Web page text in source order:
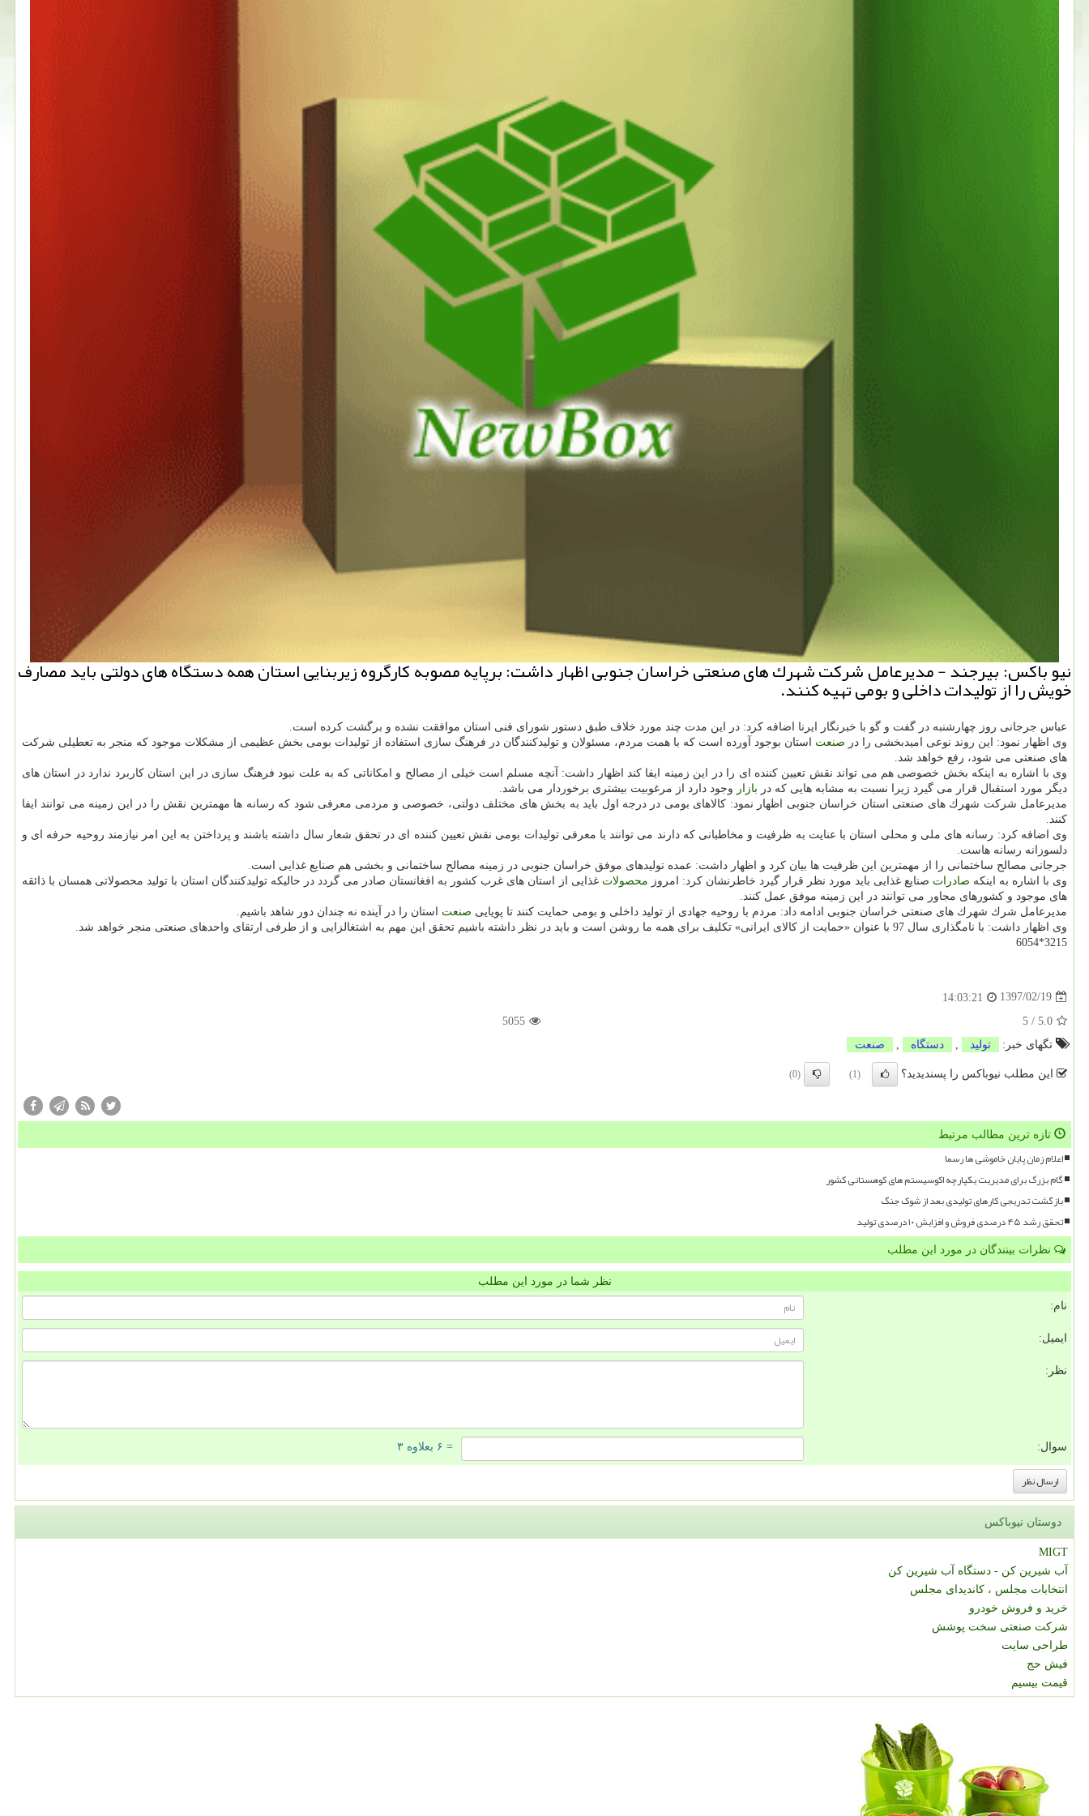
نیو باكس: بیرجند - مدیرعامل شركت شهرك های صنعتی خراسان جنوبی اظهار داشت: برپایه مصوبه كارگروه زیربنایی استان همه دستگاه های دولتی باید مصارف
خویش را از تولیدات داخلی و بومی تهیه كنند.
عباس جرجانی روز چهارشنبه در گفت و گو با خبرنگار ایرنا اضافه كرد: در این مدت چند مورد خلاف طبق دستور شورای فنی استان موافقت نشده و برگشت كرده است.
وی اظهار نمود: این روند نوعی امیدبخشی را در صنعت استان بوجود آورده است كه با همت مردم، مسئولان و تولیدكنندگان در فرهنگ سازی استفاده از تولیدات بومی بخش عظیمی از مشكلات موجود كه منجر به تعطیلی شركت
های صنعتی می شود، رفع خواهد شد.
وی با اشاره به اینكه بخش خصوصی هم می تواند نقش تعیین كننده ای را در این زمینه ایفا كند اظهار داشت: آنچه مسلم است خیلی از مصالح و امكاناتی كه به علت نبود فرهنگ سازی در این استان كاربرد ندارد در استان های
دیگر مورد استقبال قرار می گیرد زیرا نسبت به مشابه هایی كه در بازار وجود دارد از مرغوبیت بیشتری برخوردار می باشد.
مدیرعامل شركت شهرك های صنعتی استان خراسان جنوبی اظهار نمود: كالاهای بومی در درجه اول باید به بخش های مختلف دولتی، خصوصی و مردمی معرفی شود كه رسانه ها مهمترین نقش را در این زمینه می توانند ایفا
كنند.
وی اضافه كرد: رسانه های ملی و محلی استان با عنایت به ظرفیت و مخاطبانی كه دارند می توانند با معرفی تولیدات بومی نقش تعیین كننده ای در تحقق شعار سال داشته باشند و پرداختن به این امر نیازمند روحیه حرفه ای و
دلسوزانه رسانه هاست.
جرجانی مصالح ساختمانی را از مهمترین این ظرفیت ها بیان كرد و اظهار داشت: عمده تولیدهای موفق خراسان جنوبی در زمینه مصالح ساختمانی و بخشی هم صنایع غذایی است.
وی با اشاره به اینكه صادرات صنایع غذایی باید مورد نظر قرار گیرد خاطرنشان كرد: امروز محصولات غذایی از استان های غرب كشور به افغانستان صادر می گردد در حالیكه تولیدكنندگان استان با تولید محصولاتی همسان با ذائقه
های موجود و كشورهای مجاور می توانند در این زمینه موفق عمل كنند.
مدیرعامل شرك شهرك های صنعتی خراسان جنوبی ادامه داد: مردم با روحیه جهادی از تولید داخلی و بومی حمایت كنند تا پویایی صنعت استان را در آینده نه چندان دور شاهد باشیم.
وی اظهار داشت: با نامگذاری سال 97 با عنوان «حمایت از كالای ایرانی» تكلیف برای همه ما روشن است و باید در نظر داشته باشیم تحقق این مهم به اشتغالزایی و از طرفی ارتقای واحدهای صنعتی منجر خواهد شد.
3215*6054
1397/02/19
14:03:21
5.0
/
5
5055
تگهای خبر:
تولید دستگاه صنعت
این مطلب نیوباکس را پسندیدید؟ (1)
(0)
تازه ترین مطالب مرتبط
اعلام زمان پایان خاموشی ها رسما
گام بزرگ برای مدیریت یکپارچه اکوسیستم های کوهستانی کشور
بازگشت تدریجی کارهای تولیدی بعد از شوک جنگ
تحقق رشد ۴۵ درصدی فروش و افزایش ۱۰ درصدی تولید
نظرات بینندگان در مورد این مطلب
نظر شما در مورد این مطلب
نام:
ایمیل:
نظر:
سوال: = ۶ بعلاوه ۳
دوستان نیوباکس
MIGT
آب شیرین کن - دستگاه آب شیرین کن
انتخابات مجلس ، کاندیدای مجلس
خرید و فروش خودرو
شرکت صنعتی سخت پوشش
طراحی سایت
فیش حج
قیمت بیسیم